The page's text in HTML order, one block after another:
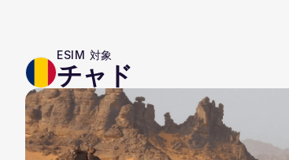
ESIM 対象
チャド